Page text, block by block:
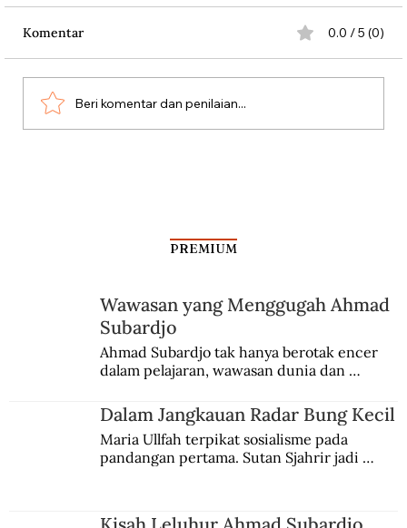
Dari Srebrenica ke Palestina
Komentar 0.0 / 5 (0)
Beri komentar dan penilaian...
PREMIUM
Wawasan yang Menggugah Ahmad
Subardjo
Ahmad Subardjo tak hanya berotak encer
dalam pelajaran, wawasan dunia dan
Jules Verne, Multatuli, hingga Sun Yat-sen.
Dalam Jangkauan Radar Bung Kecil
Maria Ullfah terpikat sosialisme pada
pandangan pertama. Sutan Sjahrir jadi